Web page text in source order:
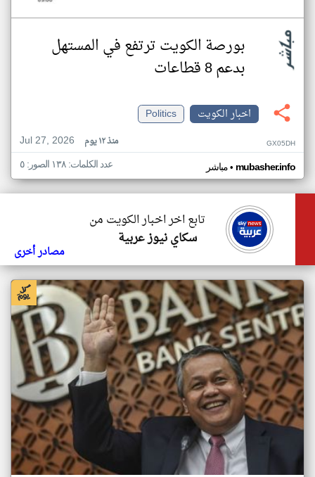
بورصة الكويت ترتفع في المستهل
بدعم 8 قطاعات
اخبار الكويت
Politics
Jul 27, 2026
منذ ١٢ يوم GX05DH
مباشر• mubasher.info عدد الكلمات: ١٣٨ الصور: ٥
تابع اخر اخبار الكويت من
سكاي نيوز عربية
مصادر أخرى